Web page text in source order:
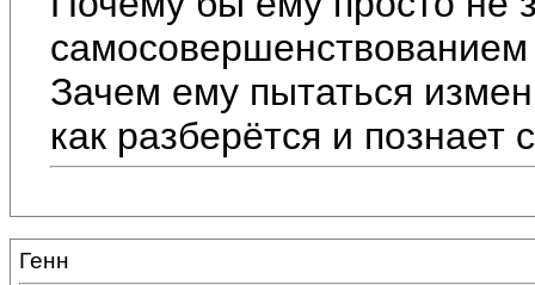
Зачем ему пытаться
как разберётся и познает
Генн